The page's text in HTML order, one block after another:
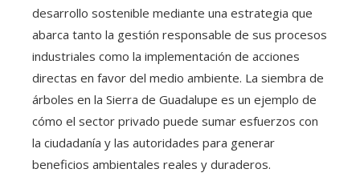
desarrollo sostenible mediante una estrategia que
abarca tanto la gestión responsable de sus procesos
industriales como la implementación de acciones
directas en favor del medio ambiente. La siembra de
árboles en la Sierra de Guadalupe es un ejemplo de
cómo el sector privado puede sumar esfuerzos con
la ciudadanía y las autoridades para generar
beneficios ambientales reales y duraderos.